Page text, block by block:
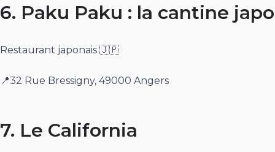
6. Paku Paku : la cantine
Restaurant japonais 🇯🇵
📍32 Rue Bressigny, 49000 Angers
7. Le California